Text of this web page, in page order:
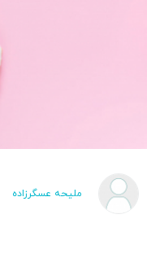
ملیحه عسگرزاده